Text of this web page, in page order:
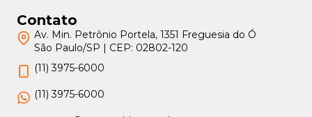
Contato
Av. Min. Petrônio Portela, 1351 Freguesia do Ó
São Paulo/SP | CEP: 02802-120
(11) 3975-6000
(11) 3975-6000